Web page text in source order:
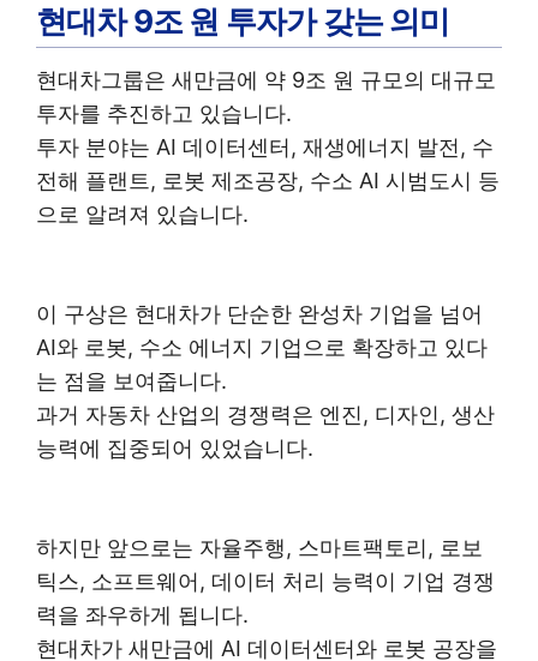
현대차 9조 원 투자가 갖는 의미
현대차그룹은 새만금에 약 9조 원 규모의 대규모
투자를 추진하고 있습니다.
투자 분야는 AI 데이터센터, 재생에너지 발전, 수
전해 플랜트, 로봇 제조공장, 수소 AI 시범도시 등
으로 알려져 있습니다.
이 구상은 현대차가 단순한 완성차 기업을 넘어
AI와 로봇, 수소 에너지 기업으로 확장하고 있다
는 점을 보여줍니다.
과거 자동차 산업의 경쟁력은 엔진, 디자인, 생산
능력에 집중되어 있었습니다.
하지만 앞으로는 자율주행, 스마트팩토리, 로보
틱스, 소프트웨어, 데이터 처리 능력이 기업 경쟁
력을 좌우하게 됩니다.
현대차가 새만금에 AI 데이터센터와 로봇 공장을